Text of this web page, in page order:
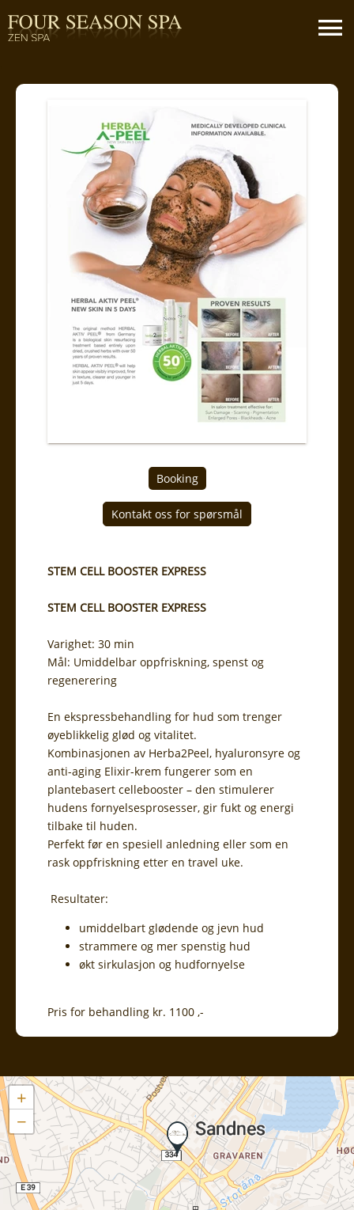
Booking
STEM CELL BOOSTER EXPRESS
STEM CELL BOOSTER EXPRESS
Varighet: 30 min
Mål: Umiddelbar oppfriskning, spenst og
regenerering
En ekspressbehandling for hud som trenger
øyeblikkelig glød og vitalitet.
Kombinasjonen av Herba2Peel, hyaluronsyre og
anti-aging Elixir-krem fungerer som en
plantebasert cellebooster – den stimulerer
hudens fornyelsesprosesser, gir fukt og energi
tilbake til huden.
Perfekt før en spesiell anledning eller som en
rask oppfriskning etter en travel uke.
Resultater:
umiddelbart glødende og jevn hud
strammere og mer spenstig hud
økt sirkulasjon og hudfornyelse
Pris for behandling kr. 1100 ,-
+
−